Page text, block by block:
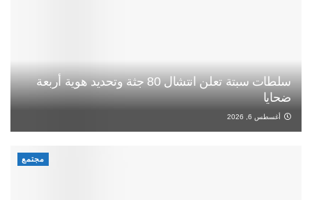
سلطات سبتة تعلن انتشال 80 جثة وتحديد هوية أربعة
ضحايا
أغسطس 6, 2026
مجتمع